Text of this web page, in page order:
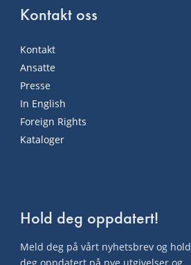
Kontakt oss
Kontakt
Ansatte
Presse
In English
Foreign Rights
Kataloger
Hold deg oppdatert!
Meld deg på vårt nyhetsbrev og hold